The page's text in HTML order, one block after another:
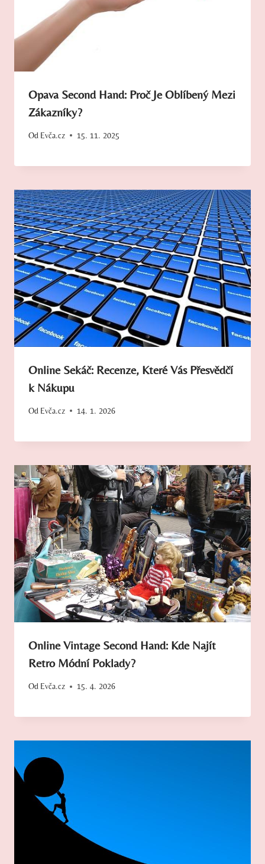
Opava Second Hand: Proč Je Oblíbený Mezi
Zákazníky?
Od Evča.cz 15. 11. 2025
Online Sekáč: Recenze, Které Vás Přesvědčí
k Nákupu
Od Evča.cz 14. 1. 2026
Online Vintage Second Hand: Kde Najít
Retro Módní Poklady?
Od Evča.cz 15. 4. 2026